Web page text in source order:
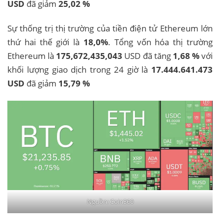
USD đã giảm 25,02 %
Sự thống trị thị trường của tiền điện tử Ethereum lớn
thứ hai thế giới là 18,0%. Tổng vốn hóa thị trường
Ethereum là 175,672,435,043 USD đã tăng 1,68 %với
khối lượng giao dịch trong 24 giờ là 17.444.641.473
USD đã giảm 15,79 %
Nguồn: Coin360